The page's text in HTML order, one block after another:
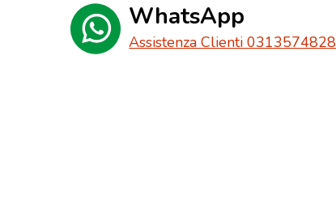
WhatsApp
Assistenza Clienti 0313574828